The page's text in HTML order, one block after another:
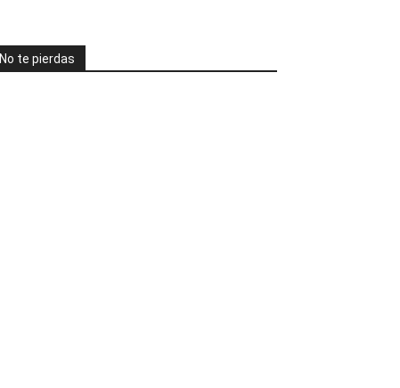
No te pierdas